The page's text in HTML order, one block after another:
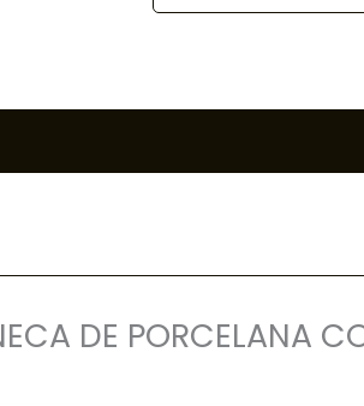
DE PORCELANA